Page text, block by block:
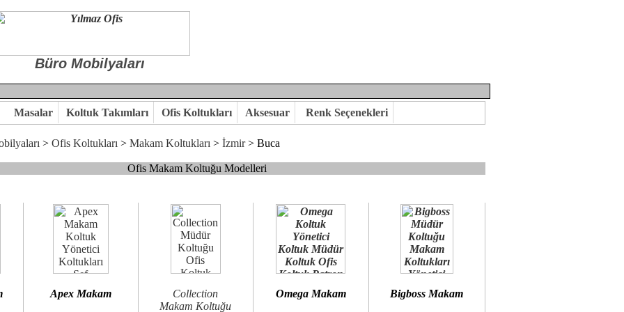
Büro Mobilyaları
kaliteye önem veriyorsanız,makam koltuk modellerimizi incelemenizi öneririz.
goldsit ve modern makam koltukları hayal ettiğiniz özgün ofis ortamına kavuşabilirsiniz.
birlikte karar verelim.
Büro Mobilya
Masalar Koltuk Takımları Ofis Koltukları Aksesuar Renk Seçenekleri
> Ofis Koltukları > Makam Koltukları > İzmir> Buca
Ofis Makam Koltuğu Modelleri
Apex Makam
Collection
Makam Koltuğu
Omega Makam Bigboss Makam